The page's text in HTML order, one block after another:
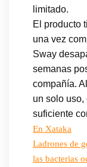
limitado.
El producto
una vez
Sway
semanas
compañía.
un solo
suficiente
En Xataka
Ladrones de
las bacterias